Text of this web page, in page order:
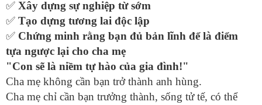
✅ Xây dựng sự nghiệp từ sớm
✅ Tạo dựng tương lai độc lập
✅ Chứng minh rằng bạn đủ bản lĩnh để là điểm
tựa ngược lại cho cha mẹ
"Con sẽ là niềm tự hào của gia đình!"
Cha mẹ không cần bạn trở thành anh hùng.
Cha mẹ chỉ cần bạn trưởng thành, sống tử tế, có thể